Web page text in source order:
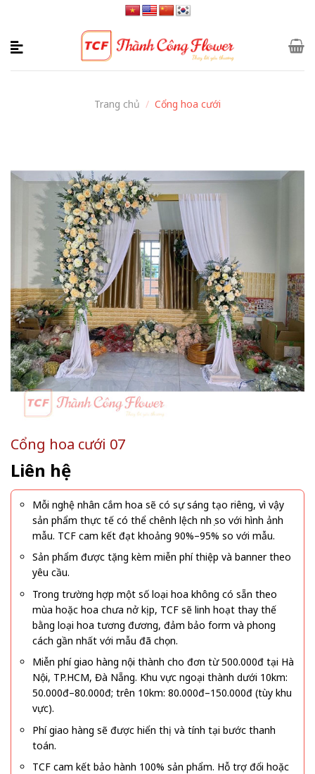
content
Trang chủ / Cổng hoa cưới
Cổng hoa cưới 07
Liên hệ
Mỗi nghệ nhân cắm hoa sẽ có sự sáng tạo riêng, vì vậy
sản phẩm thực tế có thể chênh lệch nhẹ so với hình ảnh
mẫu. TCF cam kết đạt khoảng 90%–95% so với mẫu.
Sản phẩm được tặng kèm miễn phí thiệp và banner theo
yêu cầu.
Trong trường hợp một số loại hoa không có sẵn theo
mùa hoặc hoa chưa nở kịp, TCF sẽ linh hoạt thay thế
bằng loại hoa tương đương, đảm bảo form và phong
cách gần nhất với mẫu đã chọn.
Miễn phí giao hàng nội thành cho đơn từ 500.000đ tại Hà
Nội, TP.HCM, Đà Nẵng. Khu vực ngoại thành dưới 10km:
50.000đ–80.000đ; trên 10km: 80.000đ–150.000đ (tùy khu
vực).
Phí giao hàng sẽ được hiển thị và tính tại bước thanh
toán.
TCF cam kết bảo hành 100% sản phẩm. Hỗ trợ đổi hoặc